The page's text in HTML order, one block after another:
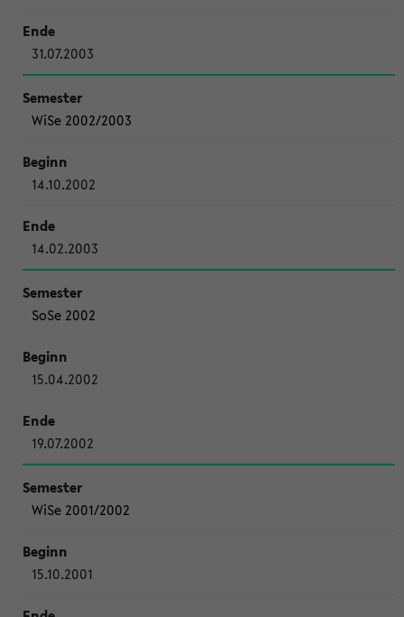
31.07.2003
WiSe 2002/2003
14.10.2002
14.02.2003
SoSe 2002
15.04.2002
19.07.2002
WiSe 2001/2002
15.10.2001